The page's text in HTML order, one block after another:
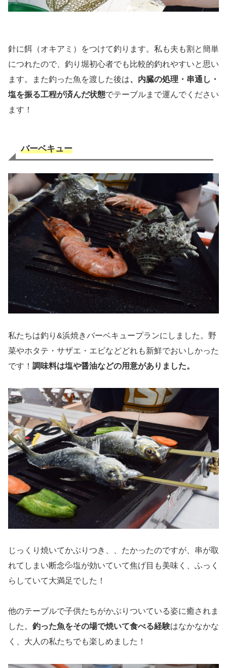
針に餌（オキアミ）をつけて釣ります。私も夫も割と簡単
につれたので、釣り堀初心者でも比較的釣れやすいと思い
ます。また釣った魚を渡した後は、内臓の処理・串通し・
塩を振る工程が済んだ状態でテーブルまで運んでください
ます！
バーベキュー
私たちは釣り&浜焼きバーベキュープランにしました。野
菜やホタテ・サザエ・エビなどどれも新鮮でおいしかった
です！ 調味料は塩や醤油などの用意がありました。
じっくり焼いてかぶりつき、、たかったのですが、串が取
れてしまい断念💦塩が効いていて焦げ目も美味く、ふっく
らしていて大満足でした！
他のテーブルで子供たちがかぶりついている姿に癒されま
した。 釣った魚をその場で焼いて食べる経験はなかなかな
く、大人の私たちでも楽しめました！